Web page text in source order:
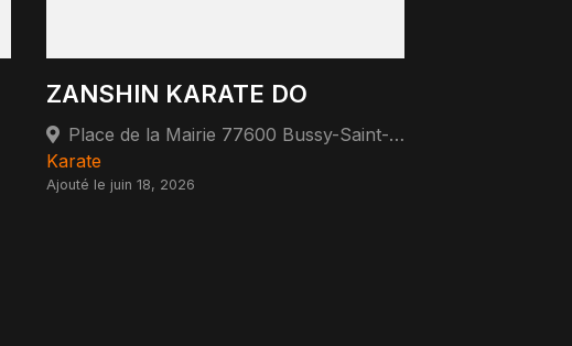
ZANSHIN KARATE DO
Place de la Mairie 77600 Bussy-Saint-Georges
Karate
Ajouté le juin 18, 2026